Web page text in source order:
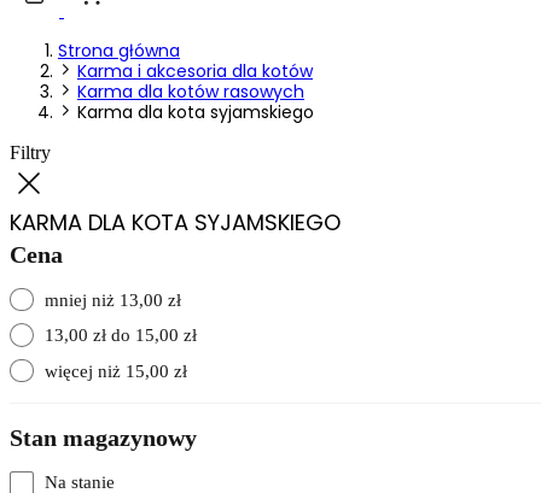
Strona główna
Karma i akcesoria dla kotów
Karma dla kotów rasowych
Karma dla kota syjamskiego
Filtry
KARMA DLA KOTA SYJAMSKIEGO
Cena
mniej niż 13,00 zł
13,00 zł do 15,00 zł
więcej niż 15,00 zł
Stan magazynowy
Na stanie